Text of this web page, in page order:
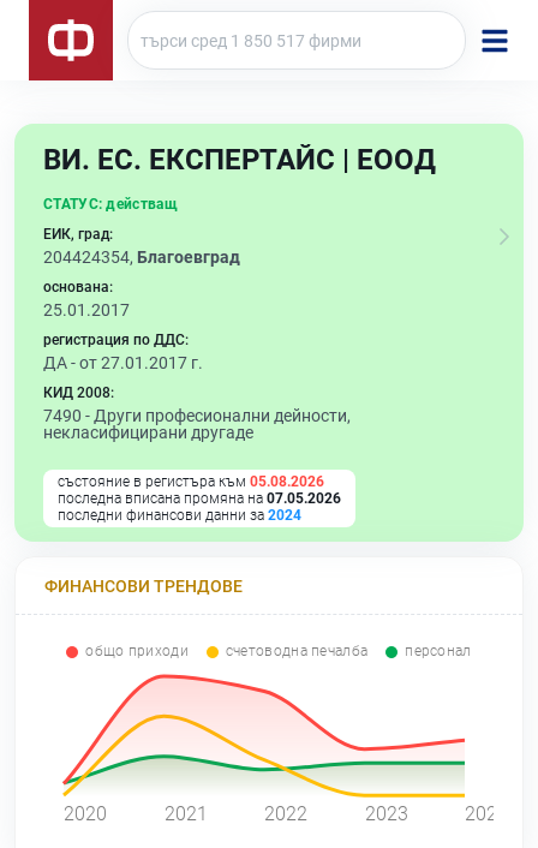
ВИ. ЕС. ЕКСПЕРТАЙС | ЕООД
СТАТУС: действащ
ЕИК, град:
204424354, Благоевград
основана:
25.01.2017
регистрация по ДДС:
ДА - от 27.01.2017 г.
КИД 2008:
7490 - Други професионални дейности,
некласифицирани другаде
състояние в регистъра към 05.08.2026
последна вписана промяна на 07.05.2026
последни финансови данни за 2024
ФИНАНСОВИ ТРЕНДОВЕ
общо приходи счетоводна печалба персонал
2020 2021 2022 2023 2024